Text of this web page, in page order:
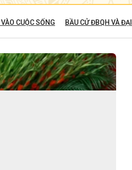
CUỘC SỐNG BẦU CỬ ĐBQH VÀ